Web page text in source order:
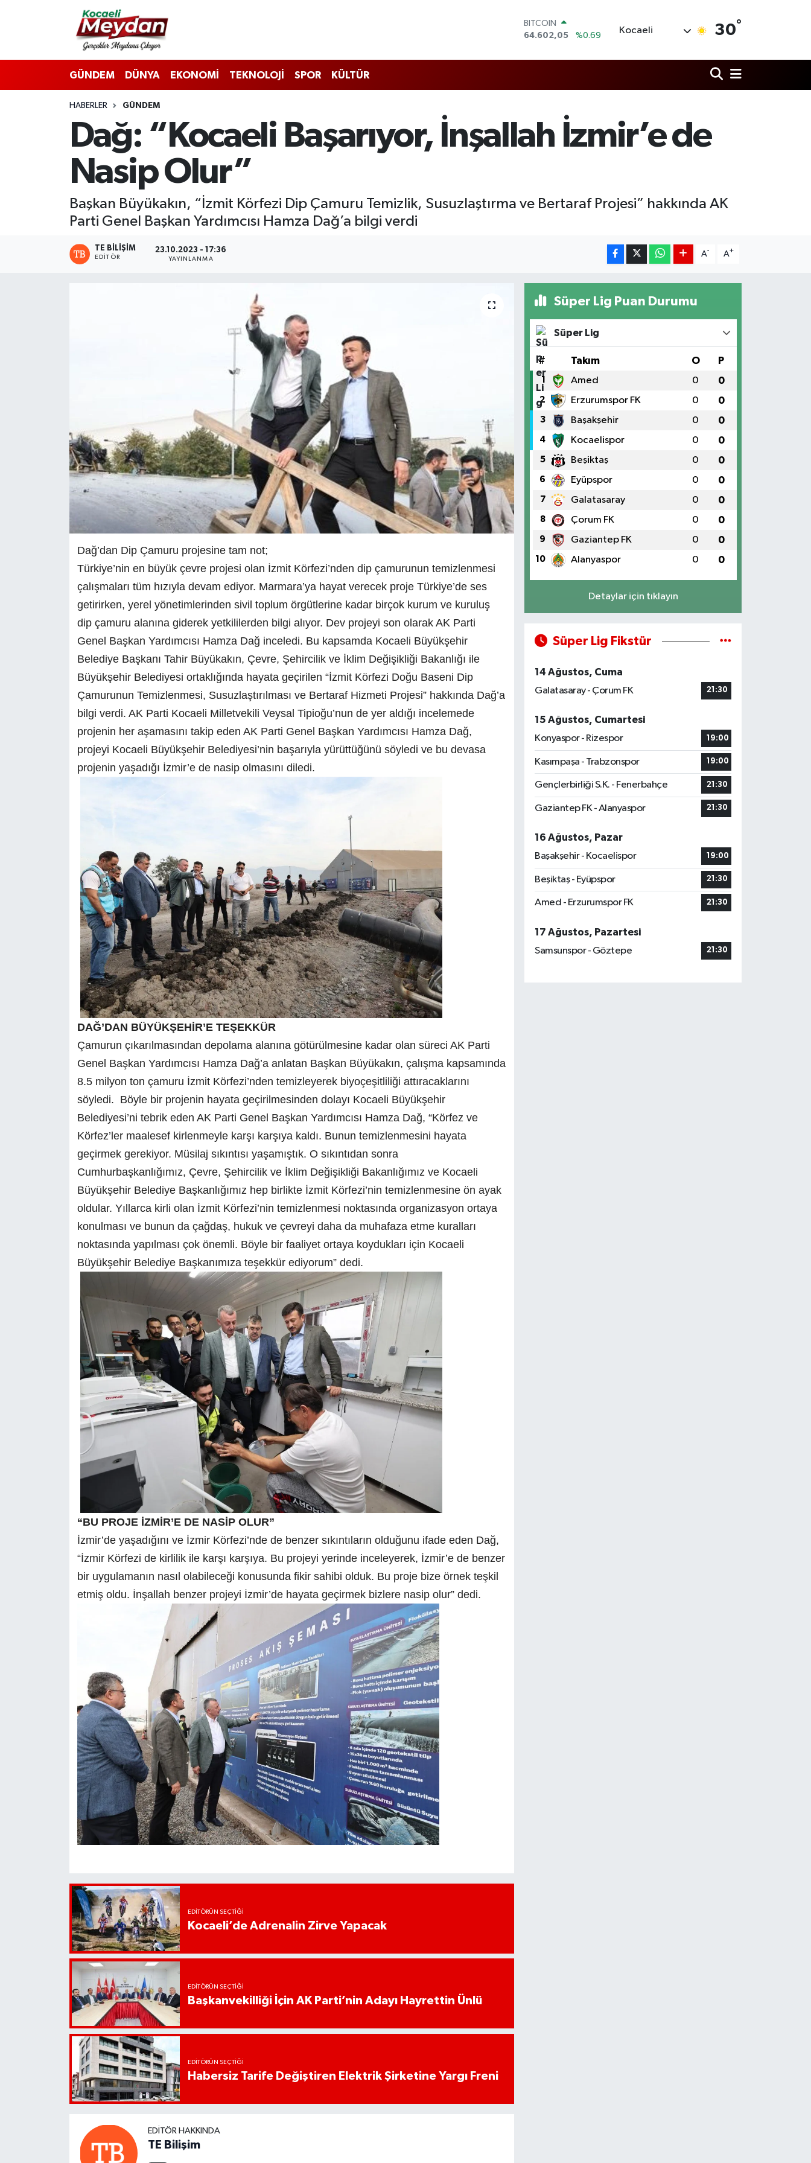
DOLAR
47,5986
%0.06
55,0700
%0.1
BİST100
13.768
%48
BITCOIN
Kocaeli 30°
GÜNDEM DÜNYA EKONOMİ TEKNOLOJİ SPOR KÜLTÜR
HABERLER GÜNDEM
Dağ: “Kocaeli Başarıyor, İnşallah İzmir’e de
Nasip Olur”
Başkan Büyükakın, “İzmit Körfezi Dip Çamuru Temizlik, Susuzlaştırma ve Bertaraf Projesi” hakkında AK
Parti Genel Başkan Yardımcısı Hamza Dağ’a bilgi verdi
TE BILIŞIM
EDITÖR
23.10.2023 - 17:36
YAYINLANMA
A- A+
Dağ’dan Dip Çamuru projesine tam not;
Türkiye’nin en büyük çevre projesi olan İzmit Körfezi’nden dip çamurunun temizlenmesi
çalışmaları tüm hızıyla devam ediyor. Marmara’ya hayat verecek proje Türkiye’de ses
getirirken, yerel yönetimlerinden sivil toplum örgütlerine kadar birçok kurum ve kuruluş
dip çamuru alanına giderek yetkililerden bilgi alıyor. Dev projeyi son olarak AK Parti
Genel Başkan Yardımcısı Hamza Dağ inceledi. Bu kapsamda Kocaeli Büyükşehir
Belediye Başkanı Tahir Büyükakın, Çevre, Şehircilik ve İklim Değişikliği Bakanlığı ile
Büyükşehir Belediyesi ortaklığında hayata geçirilen “İzmit Körfezi Doğu Baseni Dip
Çamurunun Temizlenmesi, Susuzlaştırılması ve Bertaraf Hizmeti Projesi” hakkında Dağ’a
bilgi verdi. AK Parti Kocaeli Milletvekili Veysal Tipioğu’nun de yer aldığı incelemede
projenin her aşamasını takip eden AK Parti Genel Başkan Yardımcısı Hamza Dağ,
projeyi Kocaeli Büyükşehir Belediyesi’nin başarıyla yürüttüğünü söyledi ve bu devasa
projenin yaşadığı İzmir’e de nasip olmasını diledi.
DAĞ’DAN BÜYÜKŞEHİR’E TEŞEKKÜR
Çamurun çıkarılmasından depolama alanına götürülmesine kadar olan süreci AK Parti
Genel Başkan Yardımcısı Hamza Dağ’a anlatan Başkan Büyükakın, çalışma kapsamında
8.5 milyon ton çamuru İzmit Körfezi’nden temizleyerek biyoçeşitliliği attıracaklarını
söyledi. Böyle bir projenin hayata geçirilmesinden dolayı Kocaeli Büyükşehir
Belediyesi’ni tebrik eden AK Parti Genel Başkan Yardımcısı Hamza Dağ, “Körfez ve
Körfez’ler maalesef kirlenmeyle karşı karşıya kaldı. Bunun temizlenmesini hayata
geçirmek gerekiyor. Müsilaj sıkıntısı yaşamıştık. O sıkıntıdan sonra
Cumhurbaşkanlığımız, Çevre, Şehircilik ve İklim Değişikliği Bakanlığımız ve Kocaeli
Büyükşehir Belediye Başkanlığımız hep birlikte İzmit Körfezi’nin temizlenmesine ön ayak
oldular. Yıllarca kirli olan İzmit Körfezi’nin temizlenmesi noktasında organizasyon ortaya
konulması ve bunun da çağdaş, hukuk ve çevreyi daha da muhafaza etme kuralları
noktasında yapılması çok önemli. Böyle bir faaliyet ortaya koydukları için Kocaeli
Büyükşehir Belediye Başkanımıza teşekkür ediyorum” dedi.
“BU PROJE İZMİR’E DE NASİP OLUR”
İzmir’de yaşadığını ve İzmir Körfezi’nde de benzer sıkıntıların olduğunu ifade eden Dağ,
“İzmir Körfezi de kirlilik ile karşı karşıya. Bu projeyi yerinde inceleyerek, İzmir’e de benzer
bir uygulamanın nasıl olabileceği konusunda fikir sahibi olduk. Bu proje bize örnek teşkil
etmiş oldu. İnşallah benzer projeyi İzmir’de hayata geçirmek bizlere nasip olur” dedi.
EDITÖRÜN SEÇTIĞI
Kocaeli’de Adrenalin Zirve Yapacak
EDITÖRÜN SEÇTIĞI
Başkanvekilliği İçin AK Parti’nin Adayı Hayrettin Ünlü
EDITÖRÜN SEÇTIĞI
Habersiz Tarife Değiştiren Elektrik Şirketine Yargı Freni
EDITÖR HAKKINDA
TE Bilişim
Süper Lig Puan Durumu
Süper Lig
# Takım O P
1 Amed 0 0
2 Erzurumspor FK 0 0
3 Başakşehir 0 0
4 Kocaelispor 0 0
5 Beşiktaş 0 0
6 Eyüpspor 0 0
7 Galatasaray 0 0
8 Çorum FK 0 0
9 Gaziantep FK 0 0
10 Alanyaspor 0 0
Detaylar için tıklayın
Süper Lig Fikstür
14 Ağustos, Cuma
Galatasaray - Çorum FK
21:30
15 Ağustos, Cumartesi
Konyaspor - Rizespor
19:00
Kasımpaşa - Trabzonspor 19:00
Gençlerbirliği S.K. - Fenerbahçe 21:30
Gaziantep FK - Alanyaspor 21:30
16 Ağustos, Pazar
Başakşehir - Kocaelispor
19:00
Beşiktaş - Eyüpspor 21:30
Amed - Erzurumspor FK 21:30
17 Ağustos, Pazartesi
Samsunspor - Göztepe
21:30
Nöbetçi Eczaneler
Hava Durumu
Trafik Durumu
Süper Lig Puan Durumu ve Fikstür
Tüm Manşetler
Son Dakika Haberleri